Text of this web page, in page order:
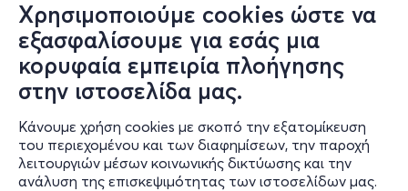
Χρησιμοποιούμε cookies ώστε να
εξασφαλίσουμε για εσάς μια
κορυφαία εμπειρία πλοήγησης
στην ιστοσελίδα μας.
Κάνουμε χρήση cookies με σκοπό την εξατομίκευση
του περιεχομένου και των διαφημίσεων, την παροχή
λειτουργιών μέσων κοινωνικής δικτύωσης και την
ανάλυση της επισκεψιμότητας των ιστοσελίδων μας.
Πληροφορίες
Υποστήριξη
Stay Connected